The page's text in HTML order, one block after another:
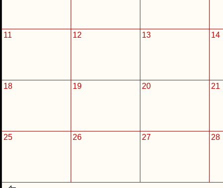
11 12 13 14
18 19 20 21
25 26 27 28